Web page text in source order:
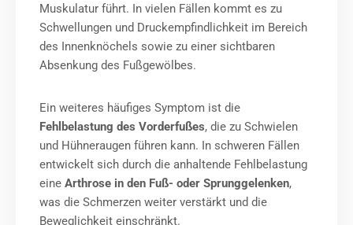
Muskulatur führt. In vielen Fällen kommt es zu
Schwellungen und Druckempfindlichkeit im Bereich
des Innenknöchels sowie zu einer sichtbaren
Absenkung des Fußgewölbes.
Ein weiteres häufiges Symptom ist die
Fehlbelastung des Vorderfußes, die zu Schwielen
und Hühneraugen führen kann. In schweren Fällen
entwickelt sich durch die anhaltende Fehlbelastung
eine Arthrose in den Fuß- oder Sprunggelenken,
was die Schmerzen weiter verstärkt und die
Beweglichkeit einschränkt.